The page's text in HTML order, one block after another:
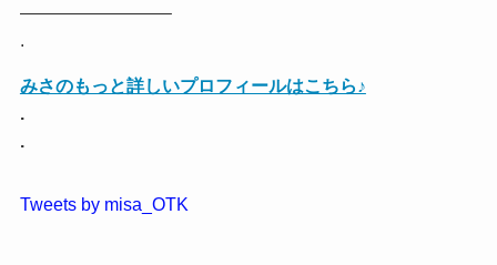
————————–
.
みさのもっと詳しいプロフィールはこちら♪
.
.
Tweets by misa_OTK